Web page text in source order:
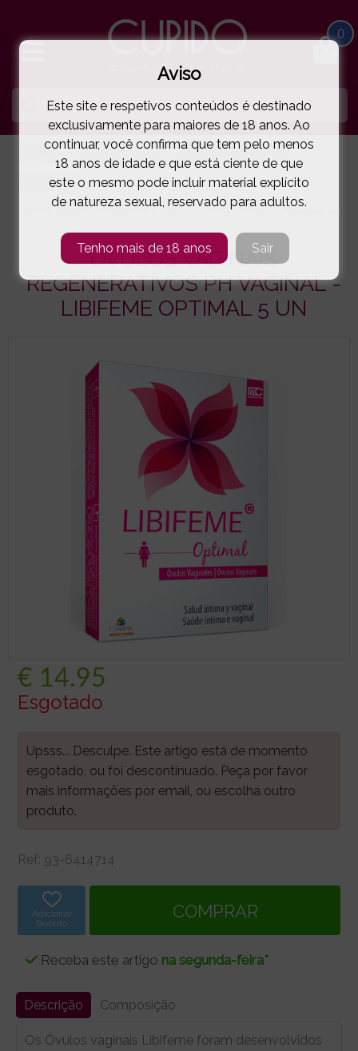
0
HIGIENE INTIMA | ANAL
LIBIFEME
ÓVULOS VAGINAIS REGENERATIVOS PH VAGINAL - LIBIFEME OPTIMAL 5 UN
ÓVULOS VAGINAIS
REGENERATIVOS PH VAGINAL -
LIBIFEME OPTIMAL 5 UN
€ 14.95
Esgotado
Upsss... Desculpe. Este artigo está de momento
esgotado, ou foi descontinuado. Peça por favor
mais informações por email, ou escolha outro
produto.
Ref: 93-6414714
Adicionar
favorito
Receba este artigo na segunda-feira*
Descrição Composição
Os Óvulos vaginais Libifeme foram desenvolvidos
Aviso
Este site e respetivos conteúdos é destinado
exclusivamente para maiores de 18 anos. Ao
continuar, você confirma que tem pelo menos
18 anos de idade e que está ciente de que
este o mesmo pode incluir material explícito
de natureza sexual, reservado para adultos.
Tenho mais de 18 anos Sair